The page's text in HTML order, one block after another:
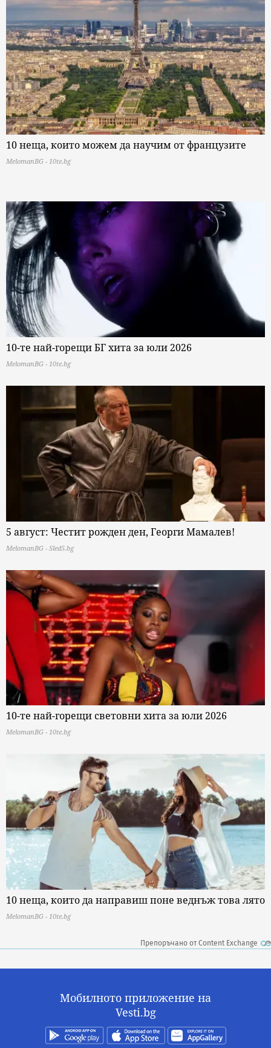
10 неща, които можем да научим от французите
MelomanBG - 10te.bg
10-те най-горещи БГ хита за юли 2026
MelomanBG - 10te.bg
5 август: Честит рожден ден, Георги Мамалев!
MelomanBG - Sled5.bg
10-те най-горещи световни хита за юли 2026
MelomanBG - 10te.bg
10 неща, които да направиш поне веднъж това лято
MelomanBG - 10te.bg
Препоръчано от Content Exchange
Мобилното приложение на
Vesti.bg